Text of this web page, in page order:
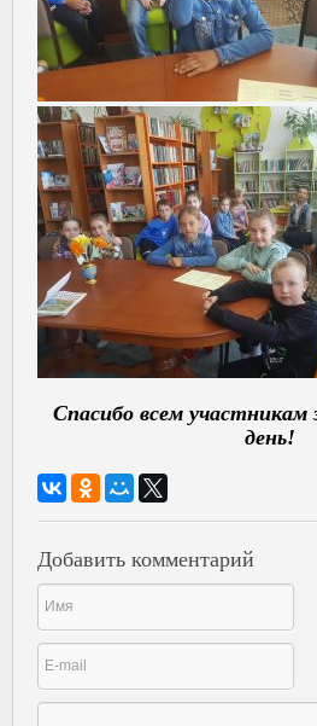
Спасибо всем участникам
день!
Добавить комментарий